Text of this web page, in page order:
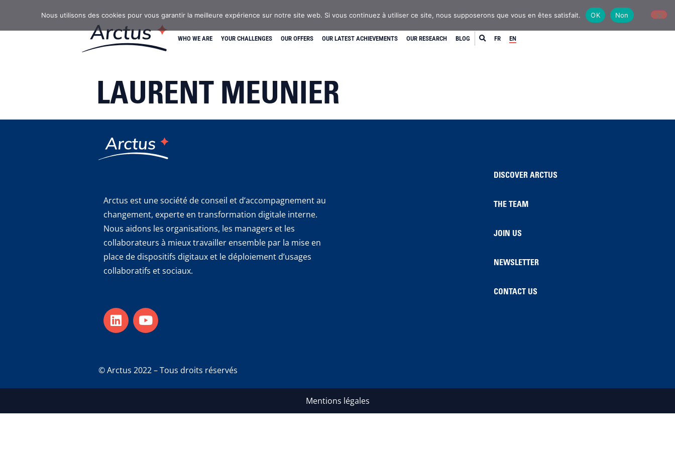
WHO WE ARE YOUR CHALLENGES OUR OFFERS OUR LATEST ACHIEVEMENTS OUR RESEARCH BLOG FR EN
LAURENT MEUNIER
Arctus est une société de conseil et d’accompagnement au
changement, experte en transformation digitale interne.
Nous aidons les organisations, les managers et les
collaborateurs à mieux travailler ensemble par la mise en
place de dispositifs digitaux et le déploiement d’usages
collaboratifs et sociaux.
DISCOVER ARCTUS
THE TEAM
JOIN US
NEWSLETTER
CONTACT US
© Arctus 2022 – Tous droits réservés
Mentions légales
Nous utilisons des cookies pour vous garantir la meilleure expérience sur notre site web. Si vous continuez à utiliser ce site, nous supposerons que vous en êtes satisfait. OK Non